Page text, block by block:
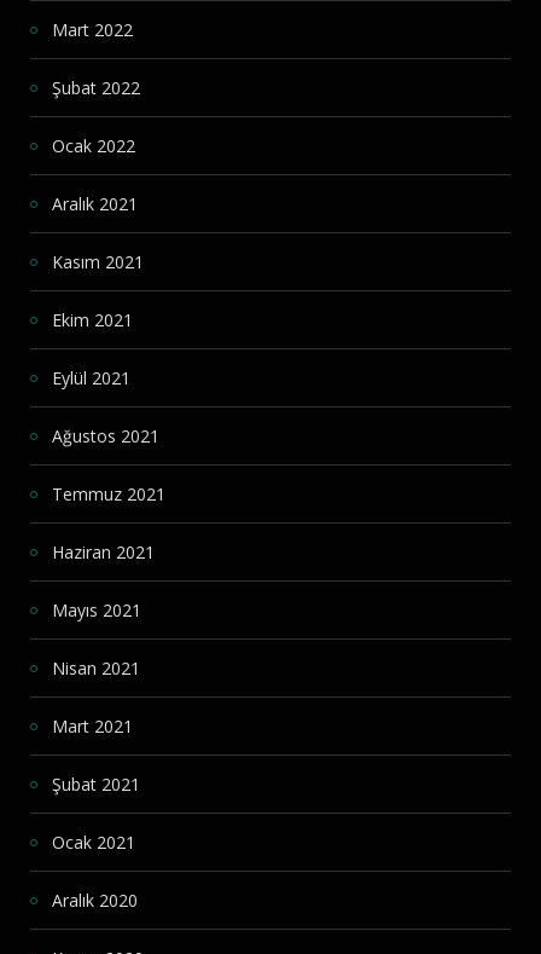
Mart 2022
Şubat 2022
Ocak 2022
Aralık 2021
Kasım 2021
Ekim 2021
Eylül 2021
Ağustos 2021
Temmuz 2021
Haziran 2021
Mayıs 2021
Nisan 2021
Mart 2021
Şubat 2021
Ocak 2021
Aralık 2020